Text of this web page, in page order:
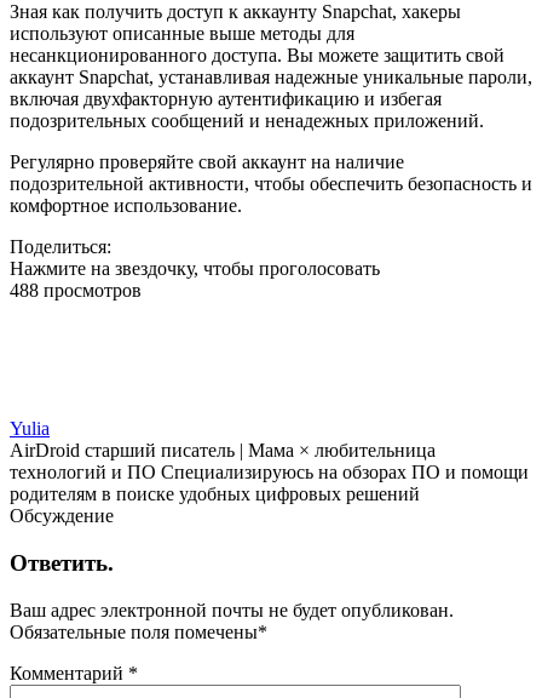
Зная как получить доступ к аккаунту Snapchat, хакеры
используют описанные выше методы для
несанкционированного доступа. Вы можете защитить свой
аккаунт Snapchat, устанавливая надежные уникальные пароли,
включая двухфакторную аутентификацию и избегая
подозрительных сообщений и ненадежных приложений.
Регулярно проверяйте свой аккаунт на наличие
подозрительной активности, чтобы обеспечить безопасность и
комфортное использование.
Поделиться:
Нажмите на звездочку, чтобы проголосовать
488 просмотров
Yulia
AirDroid старший писатель | Мама × любительница
технологий и ПО Специализируюсь на обзорах ПО и помощи
родителям в поиске удобных цифровых решений
Обсуждение
Ответить.
Ваш адрес электронной почты не будет опубликован.
Обязательные поля помечены*
Комментарий *